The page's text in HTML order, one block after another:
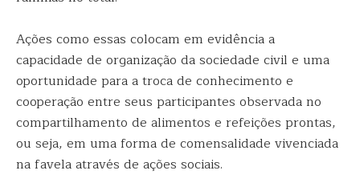
Ações como essas colocam em evidência a
capacidade de organização da sociedade civil e uma
oportunidade para a troca de conhecimento e
cooperação entre seus participantes observada no
compartilhamento de alimentos e refeições prontas,
ou seja, em uma forma de comensalidade vivenciada
na favela através de ações sociais.